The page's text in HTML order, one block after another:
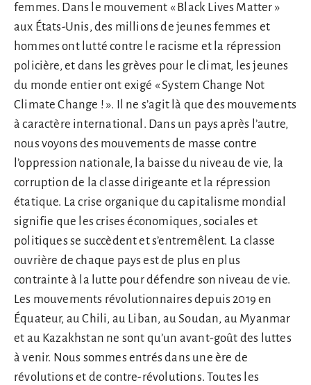
femmes. Dans le mouvement « Black Lives Matter »
aux États-Unis, des millions de jeunes femmes et
hommes ont lutté contre le racisme et la répression
policière, et dans les grèves pour le climat, les jeunes
du monde entier ont exigé « System Change Not
Climate Change ! ». Il ne s’agit là que des mouvements
à caractère international. Dans un pays après l’autre,
nous voyons des mouvements de masse contre
l’oppression nationale, la baisse du niveau de vie, la
corruption de la classe dirigeante et la répression
étatique. La crise organique du capitalisme mondial
signifie que les crises économiques, sociales et
politiques se succèdent et s’entremêlent. La classe
ouvrière de chaque pays est de plus en plus
contrainte à la lutte pour défendre son niveau de vie.
Les mouvements révolutionnaires depuis 2019 en
Équateur, au Chili, au Liban, au Soudan, au Myanmar
et au Kazakhstan ne sont qu’un avant-goût des luttes
à venir. Nous sommes entrés dans une ère de
révolutions et de contre-révolutions. Toutes les